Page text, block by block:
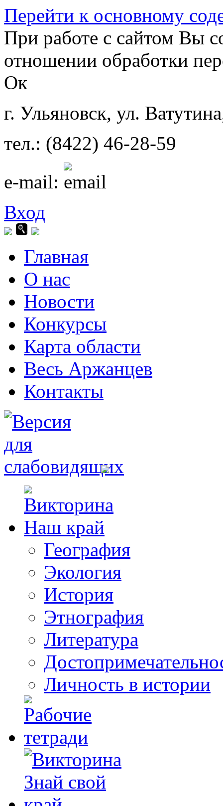
Перейти к основному
При работе с сайтом Вы
отношении обработки
Ок
г. Ульяновск, ул.
тел.: (8422) 46-28-59
e-mail:
Вход
Главная
О нас
Новости
Конкурсы
Карта области
Весь Аржанцев
Контакты
География
Экология
История
Этнография
Литература
Личность в истории